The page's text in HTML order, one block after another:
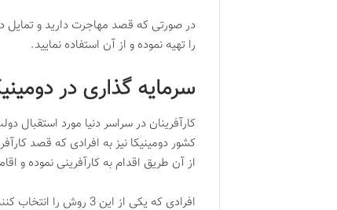
در صورتی که قصد مهاجرت دارید و تمایل
را تهیه نموده و از آن استفاده نمایید.
سرمایه گذاری در
کارآفرینان در سراسر دنیا مورد
از آن طریق اقدام به کارآفرینی نموده و